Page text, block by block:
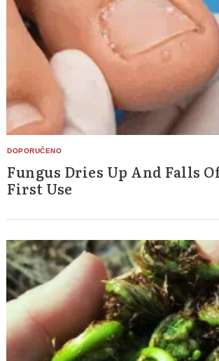
Fungus Dries Up And Falls
First Use